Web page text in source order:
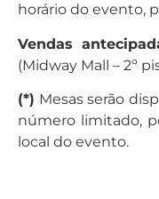
horário do evento,
Vendas
(Midway Mall – 2º
(*) Mesas serão
número limitado,
local do evento.